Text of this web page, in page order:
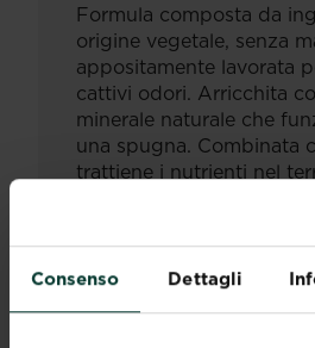
Consenso Dettagli
Formula composta da
origine vegetale, senza
appositamente lavorata
cattivi odori. Arricchita
minerale naturale che
una spugna. Combinata
trattiene i nutrienti nel
per tutte le varietà di
vaso o in piena terra
mandarini, ecc).
Formula ideata per